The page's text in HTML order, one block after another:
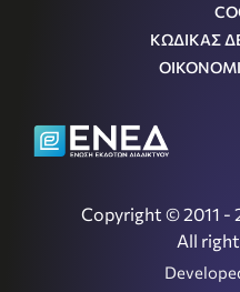
ΚΩΔΙΚΑΣ
Copyright © 2011 -
All